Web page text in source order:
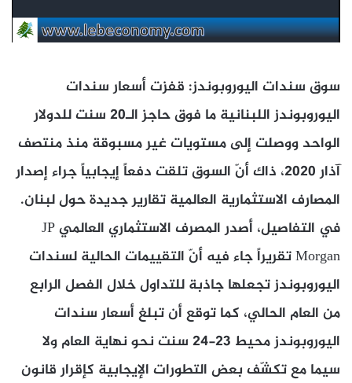
سوق سندات اليوروبوندز: قفزت أسعار سندات
اليوروبوندز اللبنانية ما فوق حاجز الـ20 سنت للدولار
الواحد ووصلت إلى مستويات غير مسبوقة منذ منتصف
آذار 2020، ذاك أنّ السوق تلقت دفعاً إيجابياً جراء إصدار
المصارف الاستثمارية العالمية تقارير جديدة حول لبنان.
في التفاصيل، أصدر المصرف الاستثماري العالمي JP
Morgan تقريراً جاء فيه أنّ التقييمات الحالية لسندات
اليوروبوندز تجعلها جاذبة للتداول خلال الفصل الرابع
من العام الحالي، كما توقع أن تبلغ أسعار سندات
اليوروبوندز محيط 23-24 سنت نحو نهاية العام ولا
سيما مع تكشّف بعض التطورات الإيجابية كإقرار قانون